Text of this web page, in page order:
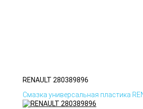
RENAULT 280389896
Смазка универсальная пластика